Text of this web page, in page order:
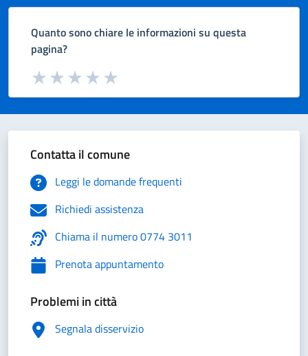
Quanto sono chiare le informazioni su questa
pagina?
Valuta da 1 a 5 stelle la pagina
Valuta 5 stelle su 5
Valuta 4 stelle su 5
Valuta 3 stelle su 5
Valuta 2 stelle su 5
Valuta 1 stelle su 5
Contatta il comune
Leggi le domande frequenti
Richiedi assistenza
Chiama il numero 0774 3011
Prenota appuntamento
Problemi in città
Segnala disservizio